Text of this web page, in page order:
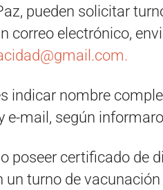
pueden solicitar
correo electrónico,
.
indicar nombre
e-mail, según
poseer certificado de
un turno de